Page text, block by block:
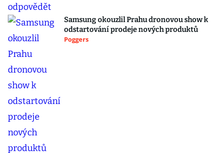
Samsung okouzlil Prahu dronovou show k
odstartování prodeje nových produktů
Poggers